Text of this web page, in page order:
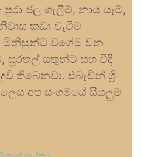
ජල ගැලීම්, නාය යෑම්,
කඩා වැටීම්
මිනිසුන්ට වගේම වන
සුරතල් සතුන්ට සහ වීදි
තිබෙනවා. එබැවින් ශ්‍රී
අප සංගමයේ සියලුම
අපේ ලෝකය